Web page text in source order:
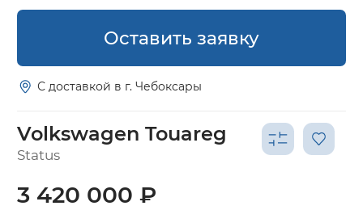
Оставить заявку
С доставкой в г. Чебоксары
Volkswagen Touareg
Status
3 420 000 ₽